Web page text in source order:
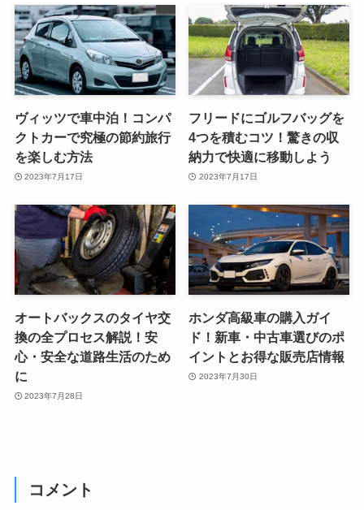
ヴィッツで車中泊！コンパ
クトカーで究極の節約旅行
を楽しむ方法
2023年7月17日
フリードにゴルフバッグを
4つを積むコツ！驚きの収
納力で快適に移動しよう
2023年7月17日
オートバックスのタイヤ交
換の全プロセス解説！安
心・安全な道路生活のため
に
2023年7月28日
ホンダ高級車の購入ガイ
ド！新車・中古車選びのポ
イントとお得な販売店情報
2023年7月30日
コメント